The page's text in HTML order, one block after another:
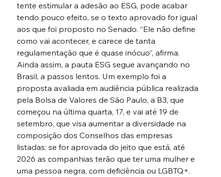
tente estimular a adesão ao ESG, pode acabar
tendo pouco efeito, se o texto aprovado for igual
aos que foi proposto no Senado. “Ele não define
como vai acontecer, e carece de tanta
regulamentação que é quase inócuo”, afirma.
Ainda assim, a pauta ESG segue avançando no
Brasil, a passos lentos. Um exemplo foi a
proposta avaliada em audiência pública realizada
pela Bolsa de Valores de São Paulo, a B3, que
começou na última quarta, 17, e vai até 19 de
setembro, que visa aumentar a diversidade na
composição dos Conselhos das empresas
listadas: se for aprovada do jeito que está, até
2026 as companhias terão que ter uma mulher e
uma pessoa negra, com deficiência ou LGBTQ+.